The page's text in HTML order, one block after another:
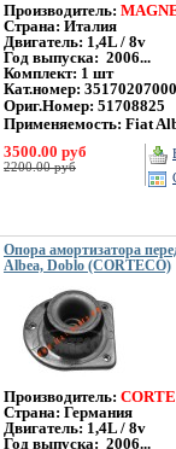
Производитель:
Страна: Италия
Двигатель: 1,4L / 8v
Год выпуска: 2006...
Комплект: 1 шт
Кат.номер:
Ориг.Номер: 51708825
Применяемость: Fiat
3500.00 руб
2200.00 руб
Опора амортизатора
Albea, Doblo (CORTECO)
Производитель:
Страна: Германия
Двигатель: 1,4L / 8v
Год выпуска: 2006...